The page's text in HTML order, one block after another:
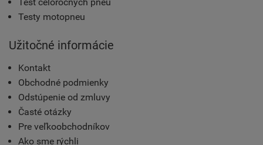
Testy motopneu
Užitočné informácie
Kontakt
Obchodné podmienky
Odstúpenie od zmluvy
Časté otázky
Pre veľkoobchodníkov
Ako sme rýchli